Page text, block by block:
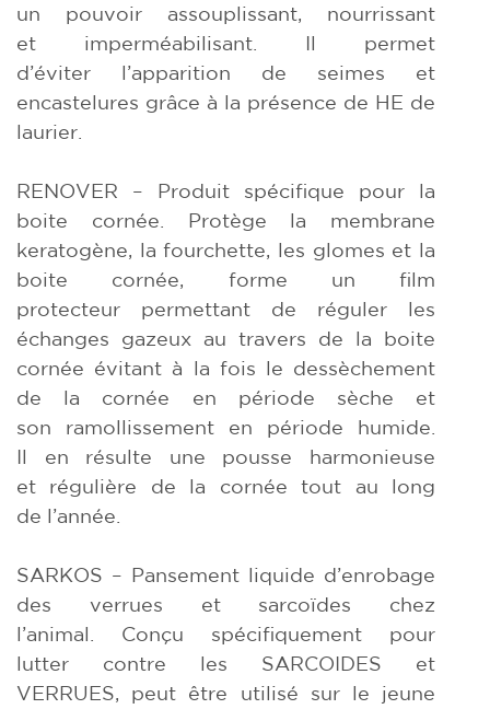
un pouvoir assouplissant, nourrissant
et imperméabilisant. Il permet
d’éviter l’apparition de seimes et
encastelures grâce à la présence de HE de
laurier.
RENOVER – Produit spécifique pour la
boite cornée. Protège la membrane
keratogène, la fourchette, les glomes et la
boite cornée, forme un film
protecteur permettant de réguler les
échanges gazeux au travers de la boite
cornée évitant à la fois le dessèchement
de la cornée en période sèche et
son ramollissement en période humide.
Il en résulte une pousse harmonieuse
et régulière de la cornée tout au long
de l’année.
SARKOS – Pansement liquide d’enrobage
des verrues et sarcoïdes chez
l’animal. Conçu spécifiquement pour
lutter contre les SARCOIDES et
VERRUES, peut être utilisé sur le jeune